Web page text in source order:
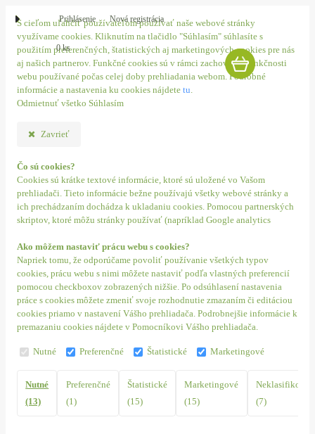
S cieľom uľahčiť používateľom používať naše webové stránky
využívame cookies. Kliknutím na tlačidlo "Súhlasím" súhlasíte s
použitím preferenčných, štatistických aj marketingových cookies pre nás
aj našich partnerov. Funkčné cookies sú v rámci zachovania funkčnosti
webu používané počas celej doby prehliadania webom. Podrobné
informácie a nastavenia ku cookies nájdete tu.
Odmietnuť všetko Súhlasím
Zavrieť
Čo sú cookies?
Cookies sú krátke textové informácie, ktoré sú uložené vo Vašom
prehliadači. Tieto informácie bežne používajú všetky webové stránky a
ich prechádzaním dochádza k ukladaniu cookies. Pomocou partnerských
skriptov, ktoré môžu stránky používať (napríklad Google analytics
Ako môžem nastaviť prácu webu s cookies?
Napriek tomu, že odporúčame povoliť používanie všetkých typov
cookies, prácu webu s nimi môžete nastaviť podľa vlastných preferencií
pomocou checkboxov zobrazených nižšie. Po odsúhlasení nastavenia
práce s cookies môžete zmeniť svoje rozhodnutie zmazaním či editáciou
cookies priamo v nastavení Vášho prehliadača. Podrobnejšie informácie k
premazaniu cookies nájdete v Pomocníkovi Vášho prehliadača.
Nutné Preferenčné Štatistické Marketingové
Nutné
(13)
Preferenčné
(1)
Štatistické
(15)
Marketingové
(15)
(7)
Prihlásenie Nová registrácia
0 ks